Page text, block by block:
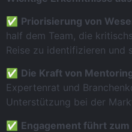
✅ Priorisierung von
half dem Team, die
Reise zu identifizieren und
✅ Die Kraft von
Expertenrat und
Unterstützung bei der
✅ Engagement führt zum